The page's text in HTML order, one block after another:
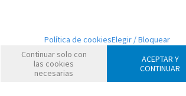
Política de cookiesElegir / Bloquear
Continuar solo con
las cookies
necesarias
ACEPTAR Y
CONTINUAR